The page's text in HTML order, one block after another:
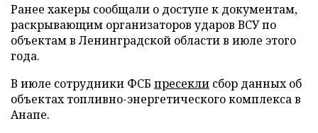
Ранее хакеры сообщали о доступе к документам,
раскрывающим организаторов ударов ВСУ по
объектам в Ленинградской области в июле этого
года.
В июле сотрудники ФСБ пресекли сбор данных об
объектах топливно-энергетического комплекса в
Анапе.